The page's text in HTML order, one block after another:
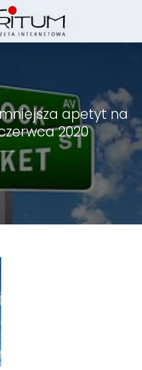
apetyt na
2020